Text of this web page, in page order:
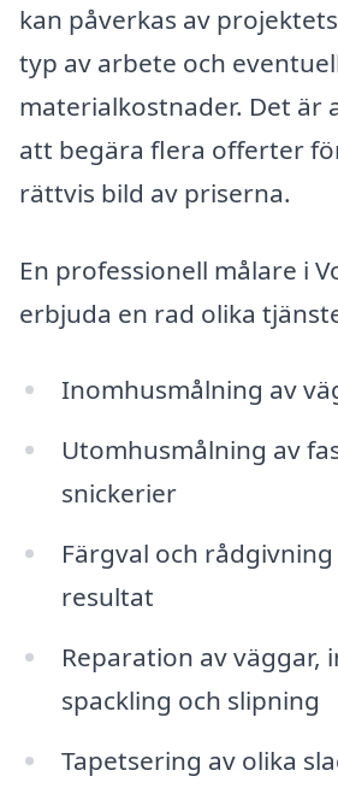
kan påverkas av
typ av arbete och
materialkostnader. Det är
att begära flera offerter
rättvis bild av priserna.
En professionell målare i
erbjuda en rad olika
Inomhusmålning av
Utomhusmålning av
snickerier
Färgval och
resultat
Reparation av väggar,
spackling och slipning
Tapetsering av olika